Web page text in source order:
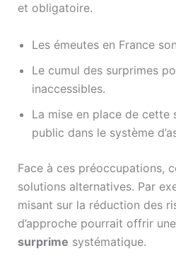
et obligatoire.
Les émeutes en France
Le cumul des surprimes
inaccessibles.
La mise en place de cette
public dans le système
Face à ces préoccupations,
solutions alternatives. Par
misant sur la réduction des
d’approche pourrait offrir
surprime systématique.